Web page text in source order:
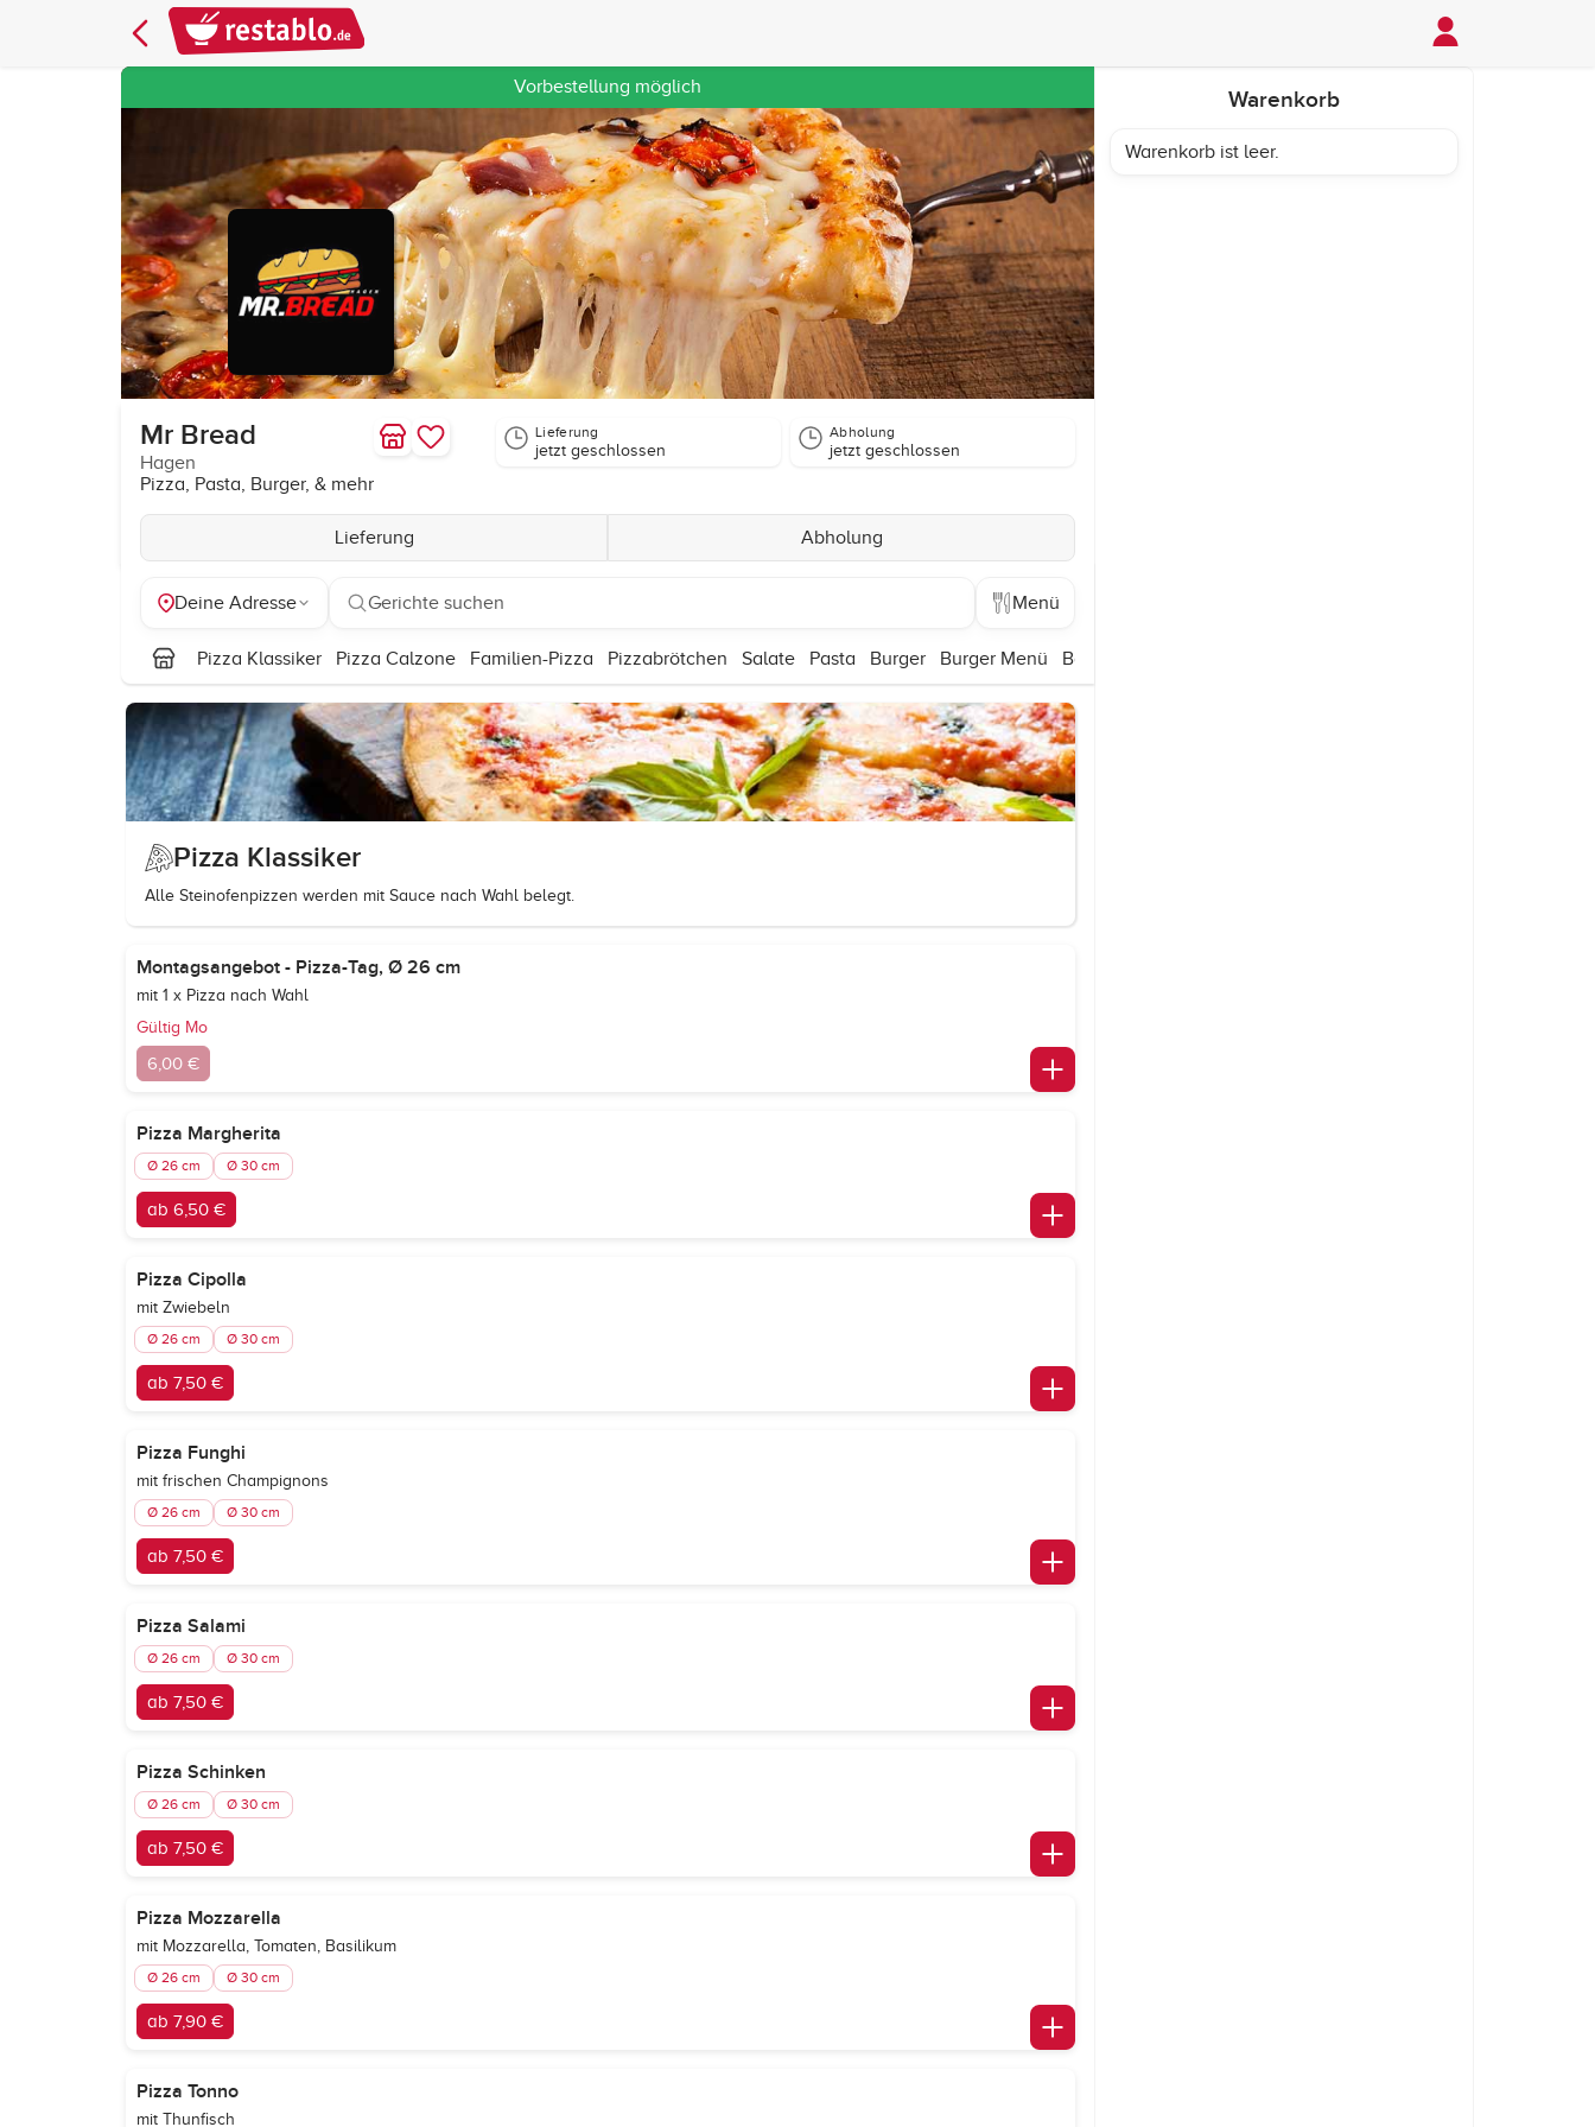
Vorbestellung möglich
Mr Bread
Hagen
Pizza, Pasta, Burger, & mehr
Lieferung
jetzt geschlossen
Abholung
jetzt geschlossen
Lieferung Abholung
Deine Adresse Gerichte suchen Menü
Pizza Klassiker Pizza Calzone Familien-Pizza Pizzabrötchen Salate Pasta Burger Burger Menü Baguettes
Pizza Klassiker
Alle Steinofenpizzen werden mit Sauce nach Wahl belegt.
Montagsangebot - Pizza-Tag, Ø 26 cm
mit 1 x Pizza nach Wahl
Gültig Mo
6,00 €
Pizza Margherita
Ø 26 cm Ø 30 cm
ab 6,50 €
Pizza Cipolla
mit Zwiebeln
Ø 26 cm Ø 30 cm
ab 7,50 €
Pizza Funghi
mit frischen Champignons
Ø 26 cm Ø 30 cm
ab 7,50 €
Pizza Salami
Ø 26 cm Ø 30 cm
ab 7,50 €
Pizza Schinken
Ø 26 cm Ø 30 cm
ab 7,50 €
Pizza Mozzarella
mit Mozzarella, Tomaten, Basilikum
Ø 26 cm Ø 30 cm
ab 7,90 €
Pizza Tonno
mit Thunfisch
Warenkorb
Warenkorb ist leer.